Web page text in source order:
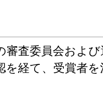
審査委員会およ
を経て、受賞者